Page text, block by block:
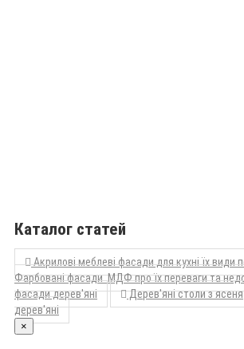
Каталог статей
Акрилові меблеві фасади для кухні їх види
Фарбовані фасади МДФ про їх переваги та
фасади дерев'яні
Дерев'яні столи з ясеня
дерев'яні
×